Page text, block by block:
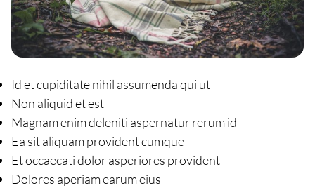
Id et cupiditate nihil assumenda qui ut
Non aliquid et est
Magnam enim deleniti aspernatur rerum id
Ea sit aliquam provident cumque
Et occaecati dolor asperiores provident
Dolores aperiam earum eius